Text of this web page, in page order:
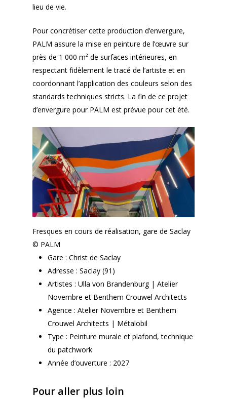
lieu de vie.
Pour concrétiser cette production d’envergure,
PALM assure la mise en peinture de l’œuvre sur
près de 1 000 m² de surfaces intérieures, en
respectant fidèlement le tracé de l’artiste et en
coordonnant l’application des couleurs selon des
standards techniques stricts. La fin de ce projet
d’envergure pour PALM est prévue pour cet été.
Fresques en cours de réalisation, gare de Saclay
© PALM
Gare : Christ de Saclay
Adresse : Saclay (91)
Artistes : Ulla von Brandenburg | Atelier
Novembre et Benthem Crouwel Architects
Agence : Atelier Novembre et Benthem
Crouwel Architects | Métalobil
Type : Peinture murale et plafond, technique
du patchwork
Année d’ouverture : 2027
Pour aller plus loin